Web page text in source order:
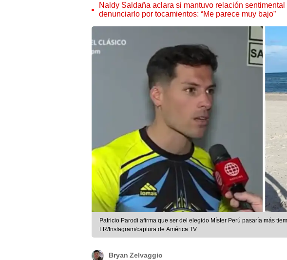
Naldy Saldaña aclara si mantuvo relación
denunciarlo por tocamientos: “Me parece muy bajo”
Patricio Parodi afirma que ser del elegido Míster Perú pasaría más
LR/Instagram/captura de América TV
Bryan Zelvaggio